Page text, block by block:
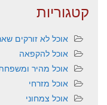
קטגוריות
אוכל לא זורקים
אוכל להקפאה
אוכל מהיר
אוכל מזרחי
אוכל צמחוני